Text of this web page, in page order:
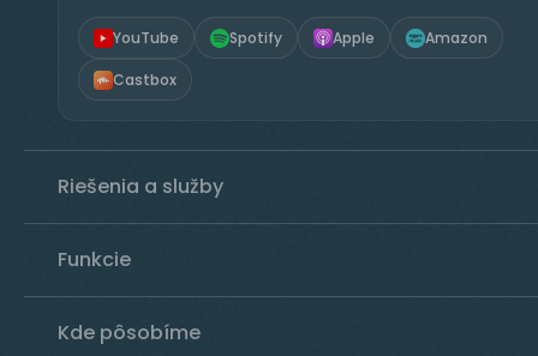
YouTube Spotify Apple Amazon
Castbox
Riešenia a služby
Funkcie
Kde pôsobíme